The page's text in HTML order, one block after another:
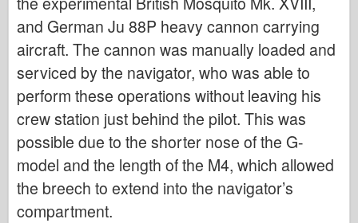
Μοντέλο Meng
Tamiya
Tristar
Τρομπετίστας
Zvezda
Άλμπουμ- Φωτογραφίες
Περπατήστε γύρω
Βιβλία
and German Ju 88P heavy cannon carrying
aircraft. The cannon was manually loaded and
serviced by the navigator, who was able to
perform these operations without leaving his
crew station just behind the pilot. This was
possible due to the shorter nose of the G-
model and the length of the M4, which allowed
the breech to extend into the navigator’s
compartment.